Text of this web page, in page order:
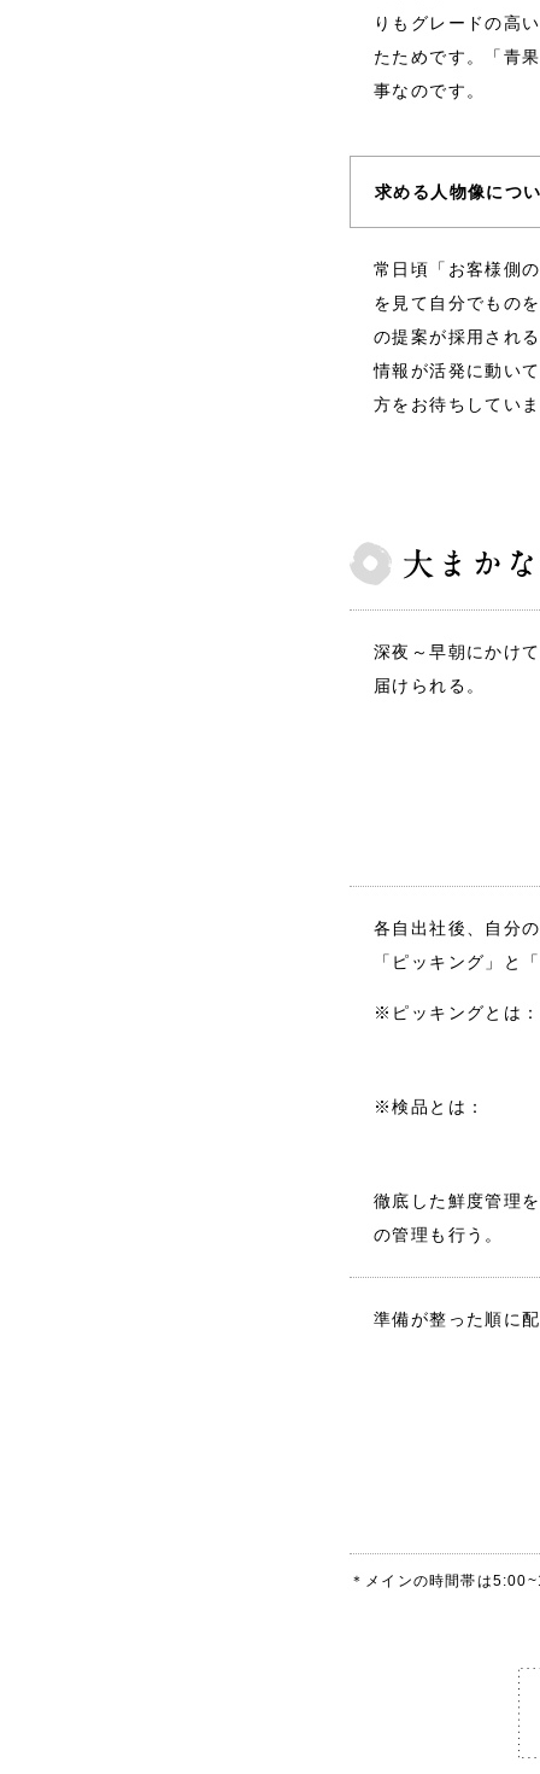
りもグレードの高
たためです。「青
事なのです。
求める人物像につ
常日頃「お客様側
を見て自分でもの
の提案が採用され
情報が活発に動い
方をお待ちしてい
深夜～早朝にかけ
届けられる。
各自出社後、自分
「ピッキング」と
※ピッキングとは：
※検品とは：
徹底した鮮度管理
の管理も行う。
準備が整った順に
＊メインの時間帯は